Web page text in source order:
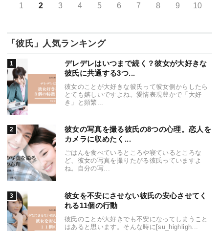
1 2 3 4 5 6 7 8 9 10
「彼氏」人気ランキング
デレデレはいつまで続く？彼女が大好きな
彼氏に共通する3つ...
彼女のことが大好きな彼氏って彼女側からしたら
とても嬉しいですよね。愛情表現豊かで「大好
き」と頻繁...
彼女の写真を撮る彼氏の8つの心理。恋人を
カメラに収めたく...
ごはんを食べているところや寝ているところな
ど、彼女の写真を撮りたがる彼氏っていますよ
ね。自分の写...
彼女を不安にさせない彼氏の安心させてく
れる11個の行動
彼氏のことが大好きでも不安になってしまうこと
はあると思います。そんな時に[su_highligh...